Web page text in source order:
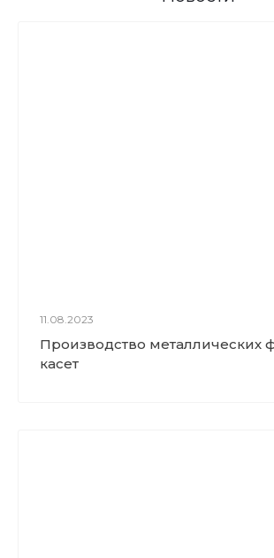
11.08.2023
Производство металлических
касет